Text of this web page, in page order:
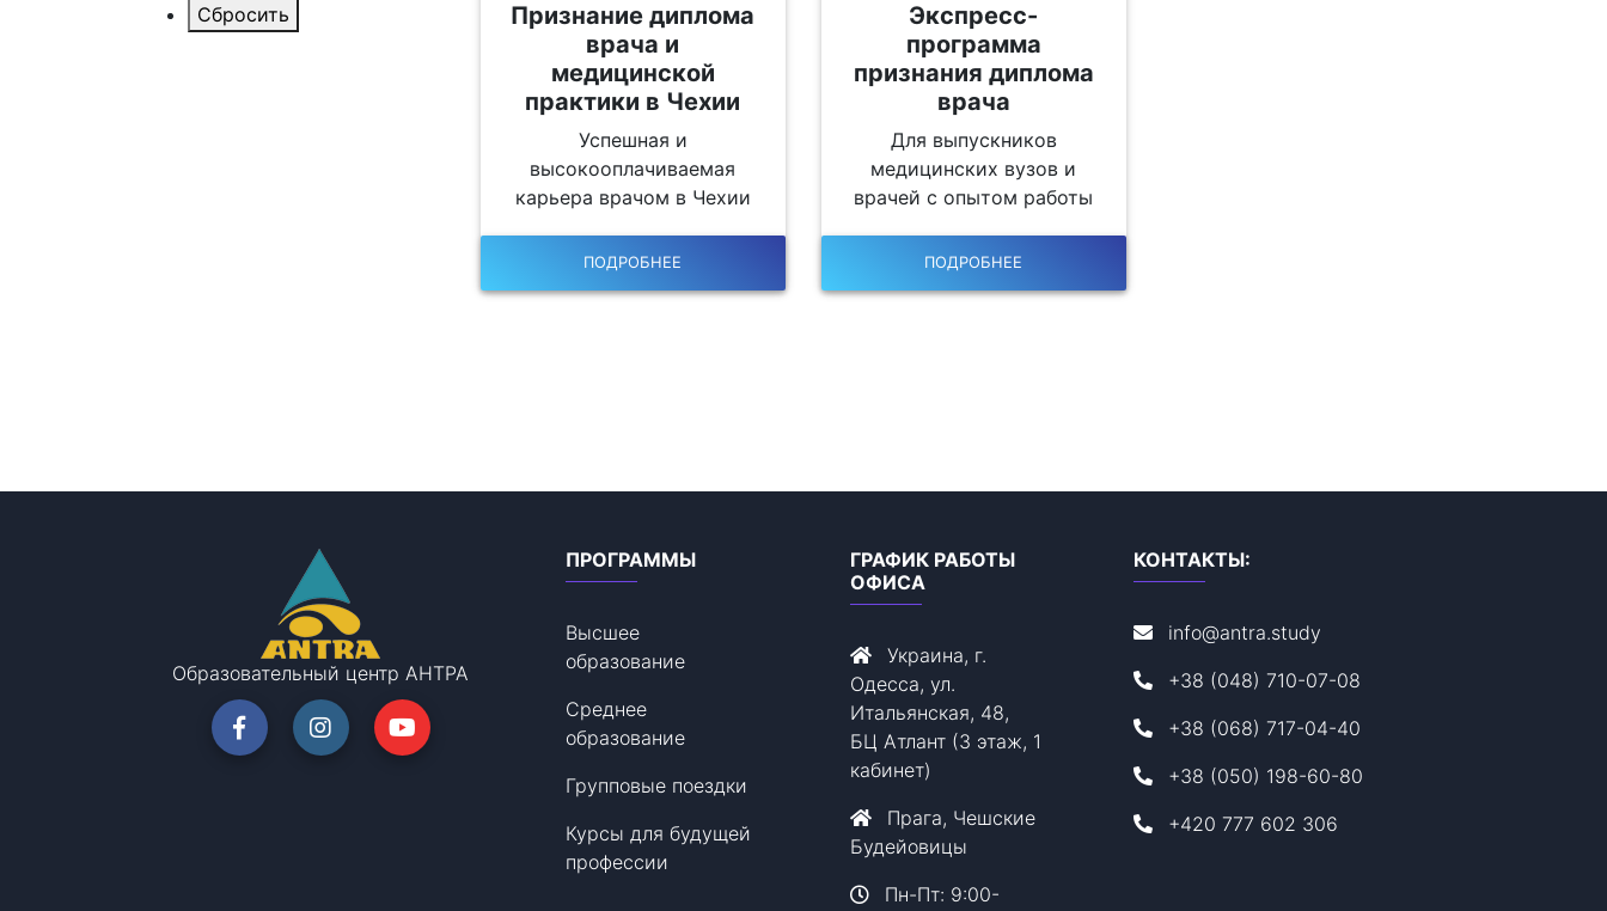
Признание диплома
врача и
медицинской
практики в Чехии
Успешная и
высокооплачиваемая
карьера врачом в Чехии
ПОДРОБНЕЕ
Экспресс-
программа
признания диплома
врача
Для выпускников
медицинских вузов и
врачей с опытом работы
ПОДРОБНЕЕ
Образовательный центр АНТРА
ПРОГРАММЫ
Высшее
образование
Среднее
образование
Групповые поездки
Курсы для будущей
профессии
ГРАФИК РАБОТЫ
ОФИСА
Украина, г.
Одесса, ул.
Итальянская, 48,
БЦ Атлант (3 этаж, 1
кабинет)
Прага, Чешские
Будейовицы
Пн-Пт: 9:00-
КОНТАКТЫ:
info@antra.study
+38 (048) 710-07-08
+38 (068) 717-04-40
+38 (050) 198-60-80
+420 777 602 306